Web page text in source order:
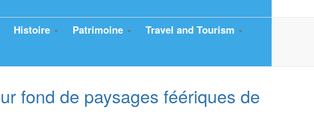
Histoire Patrimoine
Travel and Tourism
fond de paysages féériques de